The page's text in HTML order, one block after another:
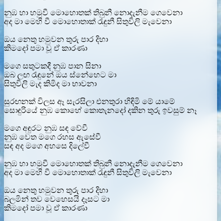
නුඹ හා හමුවී මොහොතක් තිබුනී නොදැනීම ගෙවෙනා
අද මා මෙහි වී මොහොතාක් රැඳුනී සිතුවිලි මැවෙනා
ඔය නෙතු හමුවන තුරු පාර දිහා
කිමදෝ පමා වූ ඒ කාරණා
මගෙ සතුටකදී නුඹ පාන සිනා
ඔබ ලඟ රැඳුනේ ඔය ස්නේහෙට මා
සිතුවිලි මැද කිමිද මා භාවනා
සුරඟනක් විලස ඈ සැරසිලා එනතුරා හිඳිමි මේ යාමේ
සොඳුරියේ නුඹ කොහේ කොතැනදෝ දකින තුරු ඉවසුම් නෑ
මගෙ අඳුරට නුඹ සඳ වේවී
නුඹ වෙත මගෙ රහස ඇසේවී
සඳ අද මගෙ අහසෙ දිලේවී
නුඹ හා හමුවී මොහොතක් තිබුනී නොදැනීම ගෙවෙනා
අද මා මෙහි වී මොහොතාක් රැඳුනී සිතුවිලි මැවෙනා
ඔය නෙතු හමුවන තුරු පාර දිහා
බලමින් තව වෙහෙසයි දෑසට මා
කිමදෝ පමා වූ ඒ කාරණා